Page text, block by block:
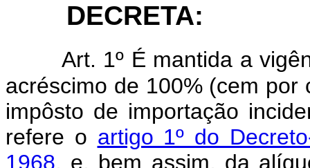
DECRETA:
Art. 1º É mantida a
acréscimo de 100% (cem por
impôsto de importação
refere o artigo 1º do
1968, e, bem assim, da